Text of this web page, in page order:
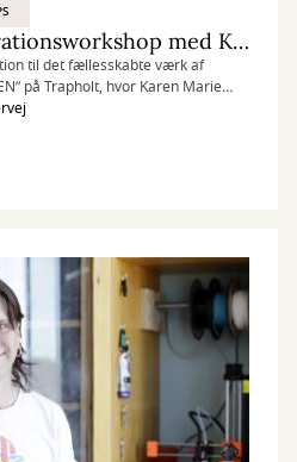
Æblehaven - Inspirationsworkshop med Karen Marie Dehn
til det fællesskabte værk af
på Trapholt, hvor Karen Marie
på værket og processen.